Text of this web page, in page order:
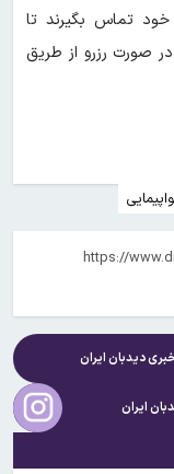
خود تماس بگیرند تا
صورت رزرو از طریق
خبریدیدبان ایران
ایران